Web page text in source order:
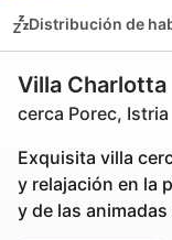
Distribución de
Villa Charlotta
cerca Porec, Istria
Exquisita villa
y relajación en la
y de las